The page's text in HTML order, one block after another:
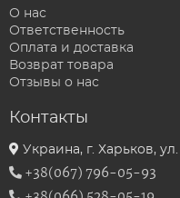
О нас
Ответственность
Оплата и доставка
Возврат товара
Отзывы о нас
Контакты
Украина, г. Харьков,
+38(067) 796-05-93